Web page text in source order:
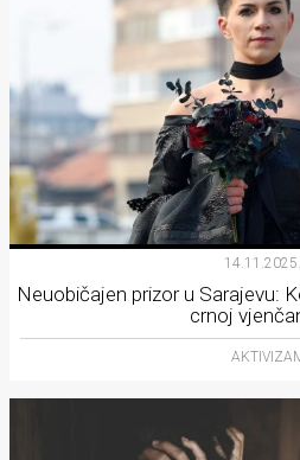
14.11.2025.
Neuobičajen prizor u Sarajevu:
crnoj